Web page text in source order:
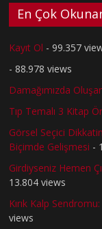
En Çok
Kayıt Ol - 99.357
- 88.978 views
Damağımızda
Tıp Temalı 3 Kitap
Görsel Seçici
Biçimde Gelişmesi -
Girdiyseniz Hemen
13.804 views
Kırık Kalp
views